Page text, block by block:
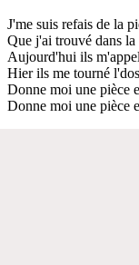
J'me suis refais de la
Que j'ai trouvé dans la
Aujourd'hui ils
Hier ils me tourné l'dos
Donne moi une pièce
Donne moi une pièce